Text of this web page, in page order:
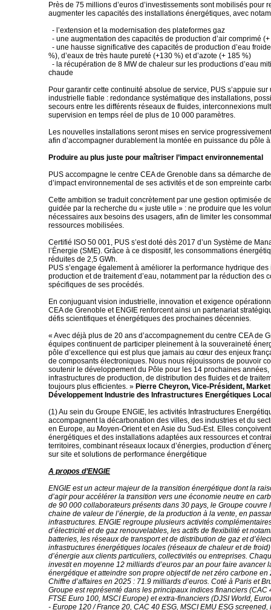
Près de 75 millions d’euros d’investissements sont mobilisés pour
augmenter les capacités des installations énergétiques, avec
- l’extension et la modernisation des plateformes gaz
- une augmentation des capacités de production d’air comprimé
- une hausse significative des capacités de production d’eau
%), d’eaux de très haute pureté (+130 %) et d’azote (+ 185 %)
- la récupération de 8 MW de chaleur sur les productions d’eau
chaude
Pour garantir cette continuité absolue de service, PUS s’appuie
industrielle fiable : redondance systématique des installations,
secours entre les différents réseaux de fluides, interconnexions
supervision en temps réel de plus de 10 000 paramètres.
Les nouvelles installations seront mises en service
afin d’accompagner durablement la montée en puissance du pôle
Produire au plus juste pour maîtriser l’impact environnemental
PUS accompagne le centre CEA de Grenoble dans sa démarche
d’impact environnemental de ses activités et de son empreinte
Cette ambition se traduit concrètement par une gestion optimisée
guidée par la recherche du « juste utile » : ne produire que les
nécessaires aux besoins des usagers, afin de limiter les
ressources mobilisées.
Certifié ISO 50 001, PUS s’est doté dès 2017 d’un Système de
l’Énergie (SME). Grâce à ce dispositif, les consommations
réduites de 2,5 GWh.
PUS s’engage également à améliorer la performance hydrique
production et de traitement d’eau, notamment par la réduction des
spécifiques de ses procédés.
En conjuguant vision industrielle, innovation et exigence
CEA de Grenoble et ENGIE renforcent ainsi un partenariat
défis scientifiques et énergétiques des prochaines décennies.
« Avec déjà plus de 20 ans d’accompagnement du centre CEA de
équipes continuent de participer pleinement à la souveraineté
pôle d’excellence qui est plus que jamais au cœur des enjeux
de composants électroniques. Nous nous réjouissons de pouvoir
soutenir le développement du Pôle pour les 14 prochaines années,
infrastructures de production, de distribution des fluides et de
toujours plus efficientes. » Pierre Cheyron, Vice-Président,
Développement Industrie des Infrastructures Energétiques
(1) Au sein du Groupe ENGIE, les activités Infrastructures
accompagnent la décarbonation des villes, des industries et du
en Europe, au Moyen-Orient et en Asie du Sud-Est. Elles
énergétiques et des installations adaptées aux ressources et
territoires, combinant réseaux locaux d’énergies, production
sur site et solutions de performance énergétique
A propos d’ENGIE
ENGIE est un acteur majeur de la transition énergétique dont la
d’agir pour accélérer la transition vers une économie neutre en
de 90 000 collaborateurs présents dans 30 pays, le Groupe couvre
chaine de valeur de l’énergie, de la production à la vente, en
infrastructures. ENGIE regroupe plusieurs activités
d’électricité et de gaz renouvelables, les actifs de flexibilité et
batteries, les réseaux de transport et de distribution de gaz et
infrastructures énergétiques locales (réseaux de chaleur et de
d’énergie aux clients particuliers, collectivités ou entreprises.
investit en moyenne 12 milliards d’euros par an pour faire avancer
énergétique et atteindre son propre objectif de net zéro carbone en
Chiffre d’affaires en 2025 : 71.9 milliards d’euros. Coté à Paris et
Groupe est représenté dans les principaux indices financiers (CAC
FTSE Euro 100, MSCI Europe) et extra-financiers (DJSI World,
- Europe 120 / France 20, CAC 40 ESG, MSCI EMU ESG screened,